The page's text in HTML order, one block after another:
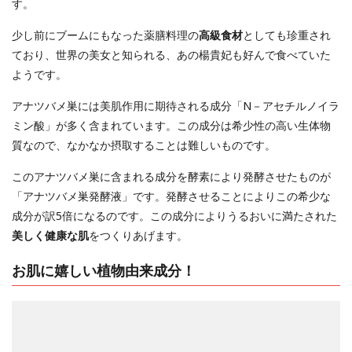
す。
少し前にブームにもなった薬膳料理の高級食材としても珍重され
ており、世界の美女と知られる、あの楊貴妃も好んで食べていた
ようです。
アナツバメ巣には美肌作用に期待される成分「N－アセチルノイラ
ミン酸」が多く含まれています。この成分は希少性の高い生体物
質なので、なかなか摂取することは難しいものです。
このアナツバメ巣に含まれる成分を酵素により発酵させたものが
「アナツバメ巣発酵液」です。発酵させることによりこの希少な
成分が訳5倍になるのです。この成分によりうるおいに満たされた
美しく健康な肌をつくりあげます。
お肌に嬉しい植物由来成分！